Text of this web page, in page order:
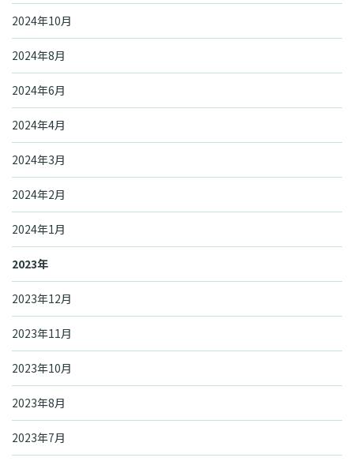
2024年10月
2024年8月
2024年6月
2024年4月
2024年3月
2024年2月
2024年1月
2023年
2023年12月
2023年11月
2023年10月
2023年8月
2023年7月